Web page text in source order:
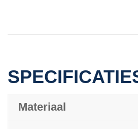
Materiaal